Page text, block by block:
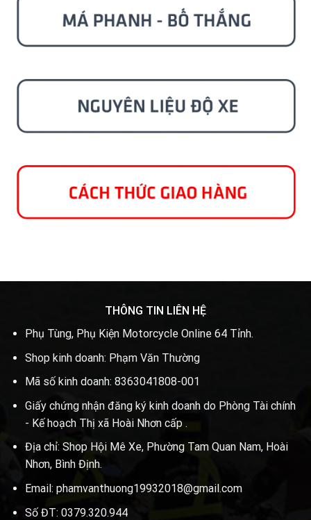
THÔNG TIN LIÊN HỆ
Phụ Tùng, Phụ Kiện Motorcycle Online 64 Tỉnh.
Shop kinh doanh: Phạm Văn Thường
Mã số kinh doanh: 8363041808-001
Giấy chứng nhận đăng ký kinh doanh do Phòng Tài chính
- Kế hoạch Thị xã Hoài Nhơn cấp .
Địa chỉ: Shop Hội Mê Xe, Phường Tam Quan Nam, Hoài
Nhơn, Bình Định.
Email: phamvanthuong19932018@gmail.com
Số ĐT: 0379.320.944